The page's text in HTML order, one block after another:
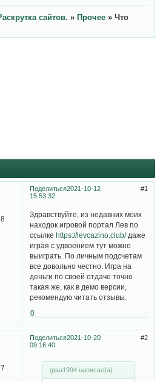
сайтов. » Прочее » Что
Поделиться 1
2021-10-12
15:53:32
Здравствуйте, из недавних моих
находок игровой портал Лев по
ссылке https://levcazino.club/даже
играя с удвоением тут можно
выиграть. По личным подсчетам
все довольно честно. Игра на
деньги по своей отдаче точно
такая же, как в демо версии,
рекомендую читать отзывы.
0
Поделиться 2
2021-10-20
09:16:40
gtaa1994 написал(а):